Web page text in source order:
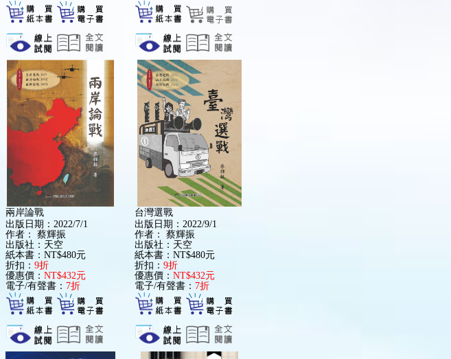
兩岸論戰
出版日期：2022/7/1
作者：
蔡輝振
出版社：天空
紙本書：NT$480元
折扣： 9折
優惠價： NT$432元
電子/有聲書： 7折
台灣選戰
出版日期：2022/9/1
作者：
蔡輝振
出版社：天空
紙本書：NT$480元
折扣： 9折
優惠價： NT$432元
電子/有聲書： 7折